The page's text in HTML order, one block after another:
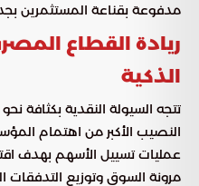
مدفوعة بقناعة المستثمرين
ريادة القطاع
الذكية
تتجه السيولة النقدية بكثافة
النصيب الأكبر من اهتمام
عمليات تسييل الأسهم بهدف
مرونة السوق وتوزيع التدفقات